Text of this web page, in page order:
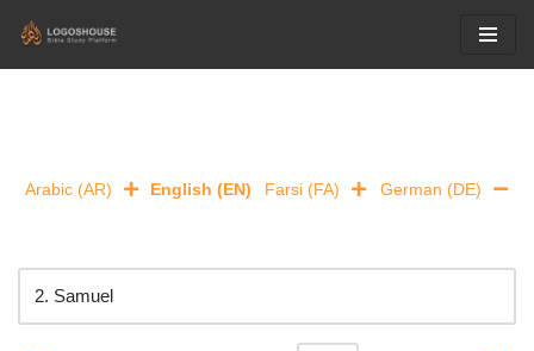
Arabic (AR) English (EN) Farsi (FA) German (DE)